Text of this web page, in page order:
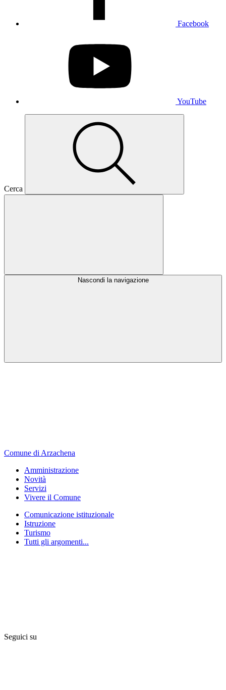
Facebook
YouTube
Cerca
Nascondi la navigazione
Comune di Arzachena
Amministrazione
Novità
Servizi
Vivere il Comune
Comunicazione istituzionale
Istruzione
Turismo
Tutti gli argomenti...
Seguici su